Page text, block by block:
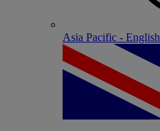
Asia Pacific - English